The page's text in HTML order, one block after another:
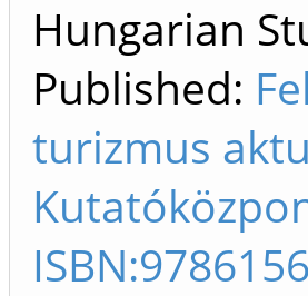
Hungarian
Published:
turizmus